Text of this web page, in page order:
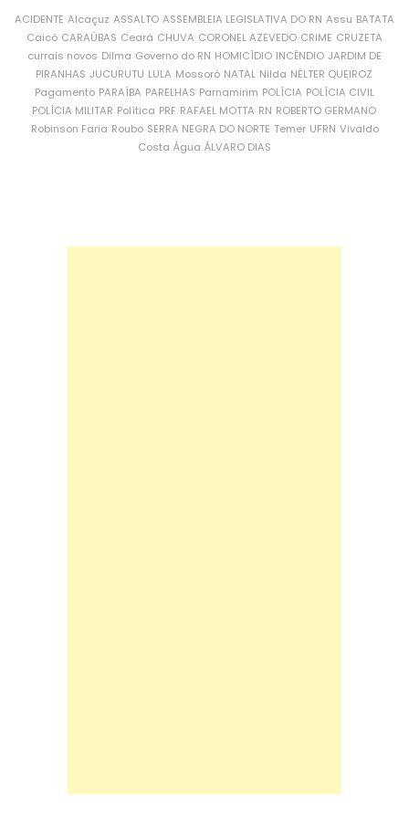
ACIDENTE Alcaçuz ASSALTO ASSEMBLEIA LEGISLATIVA DO RN Assu BATATA
Caicó CARAÚBAS Ceará CHUVA CORONEL AZEVEDO CRIME CRUZETA
currais novos Dilma Governo do RN HOMICÍDIO INCÊNDIO JARDIM DE
PIRANHAS JUCURUTU LULA Mossoró NATAL Nilda NÉLTER QUEIROZ
Pagamento PARAÍBA PARELHAS Parnamirim POLÍCIA POLÍCIA CIVIL
POLÍCIA MILITAR Política PRF RAFAEL MOTTA RN ROBERTO GERMANO
Robinson Faria Roubo SERRA NEGRA DO NORTE Temer UFRN Vivaldo
Costa Água ÁLVARO DIAS